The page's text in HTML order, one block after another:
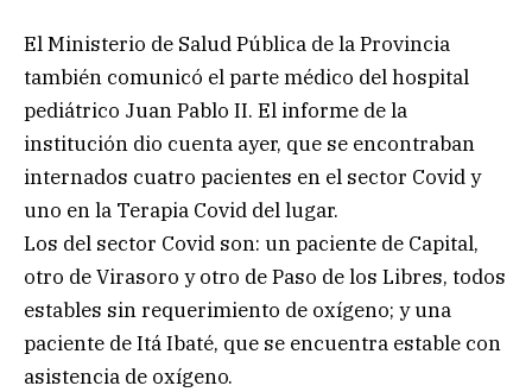
El Ministerio de Salud Pública de la Provincia
también comunicó el parte médico del hospital
pediátrico Juan Pablo II. El informe de la
institución dio cuenta ayer, que se encontraban
internados cuatro pacientes en el sector Covid y
uno en la Terapia Covid del lugar.
Los del sector Covid son: un paciente de Capital,
otro de Virasoro y otro de Paso de los Libres, todos
estables sin requerimiento de oxígeno; y una
paciente de Itá Ibaté, que se encuentra estable con
asistencia de oxígeno.